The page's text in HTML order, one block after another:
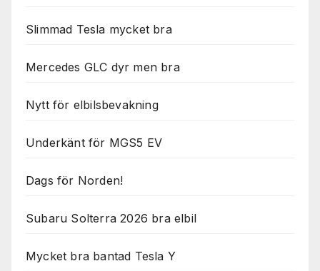
Slimmad Tesla mycket bra
Mercedes GLC dyr men bra
Nytt för elbilsbevakning
Underkänt för MGS5 EV
Dags för Norden!
Subaru Solterra 2026 bra elbil
Mycket bra bantad Tesla Y